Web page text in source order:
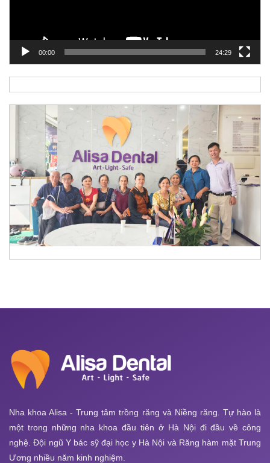
00:00 24:29
Nha khoa Alisa - Trung tâm trồng răng và Niềng răng. Tự hào là
một trong những nha khoa đầu tiên ở Hà Nội đi đầu về công
nghệ. Đội ngũ Y bác sỹ đại học y Hà Nội và Răng hàm mặt Trung
Ương nhiều năm kinh nghiệm.